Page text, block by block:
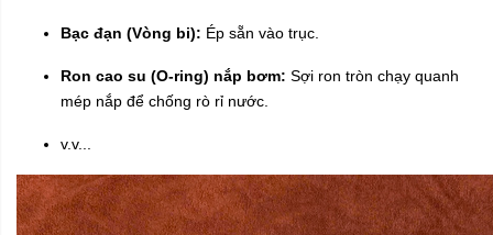
Bạc đạn (Vòng bi): Ép sẵn vào trục.
Ron cao su (O-ring) nắp bơm: Sợi ron tròn chạy quanh
mép nắp để chống rò rỉ nước.
v.v...